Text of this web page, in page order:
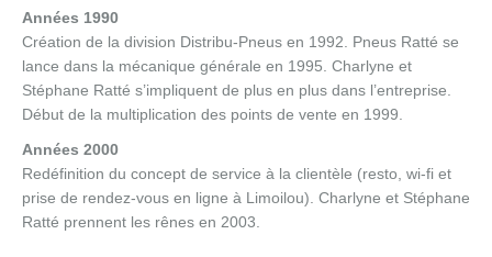
Années 1990
Création de la division Distribu-Pneus en 1992. Pneus Ratté se
lance dans la mécanique générale en 1995. Charlyne et
Stéphane Ratté s’impliquent de plus en plus dans l’entreprise.
Début de la multiplication des points de vente en 1999.
Années 2000
Redéfinition du concept de service à la clientèle (resto, wi-fi et
prise de rendez-vous en ligne à Limoilou). Charlyne et Stéphane
Ratté prennent les rênes en 2003.